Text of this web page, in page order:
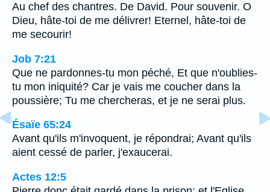
Au chef des chantres. De David. Pour souvenir. O
Dieu, hâte-toi de me délivrer! Eternel, hâte-toi de
me secourir!
Job 7:21
Que ne pardonnes-tu mon péché, Et que n'oublies-
tu mon iniquité? Car je vais me coucher dans la
poussière; Tu me chercheras, et je ne serai plus.
Ésaïe 65:24
Avant qu'ils m'invoquent, je répondrai; Avant qu'ils
aient cessé de parler, j'exaucerai.
Actes 12:5